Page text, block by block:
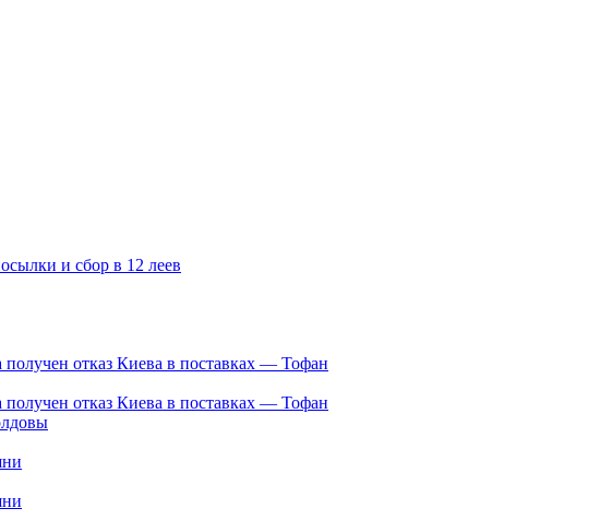
отказ Киева в поставках — Тофан
отказ Киева в поставках — Тофан